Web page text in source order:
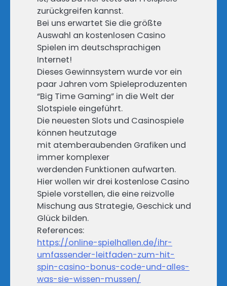
zurückgreifen kannst.
Bei uns erwartet Sie die größte
Auswahl an kostenlosen Casino
Spielen im deutschsprachigen
Internet!
Dieses Gewinnsystem wurde vor ein
paar Jahren vom Spieleproduzenten
“Big Time Gaming” in die Welt der
Slotspiele eingeführt.
Die neuesten Slots und Casinospiele
können heutzutage
mit atemberaubenden Grafiken und
immer komplexer
werdenden Funktionen aufwarten.
Hier wollen wir drei kostenlose Casino
Spiele vorstellen, die eine reizvolle
Mischung aus Strategie, Geschick und
Glück bilden.
References:
https://online-spielhallen.de/ihr-
umfassender-leitfaden-zum-hit-
spin-casino-bonus-code-und-alles-
was-sie-wissen-mussen/